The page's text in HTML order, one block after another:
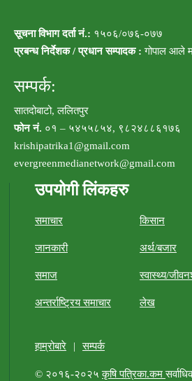
सूचना विभाग दर्ता नं.: १५०६/०७६-०७७
प्रबन्ध निर्देशक / प्रधान सम्पादक : गोपाल आले
सम्पर्क:
सातदोबाटो, ललितपुर
फोन नं. ०१ – ५४५५८५४, ९८२४८८६१७६
krishipatrika1@gmail.com
evergreenmedianetwork@gmail.com
उपयोगी लिंकहरु
समाचार किसान
जानकारी अर्थ/बजार
समाज स्वास्थ्य/
अन्तर्राष्ट्रिय समाचार लेख
हाम्रोबारे | सम्पर्क
© २०१६-२०२५कृषि पत्रिका.कम